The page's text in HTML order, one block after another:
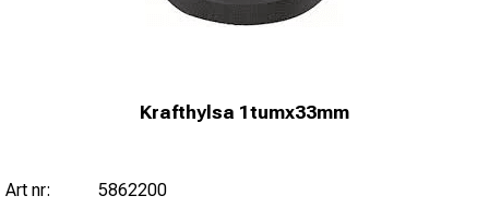
Krafthylsa 1tumx33mm
Art nr:
5862200